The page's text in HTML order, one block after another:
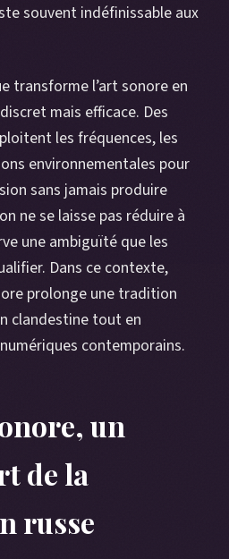
souvent indéfinissable aux
transforme l’art sonore en
mais efficace. Des
les fréquences, les
environnementales pour
sans jamais produire
ne se laisse pas réduire à
une ambiguïté que les
Dans ce contexte,
prolonge une tradition
clandestine tout en
contemporains.
un
de la
russe